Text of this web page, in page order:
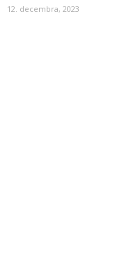
12. decembra, 2023